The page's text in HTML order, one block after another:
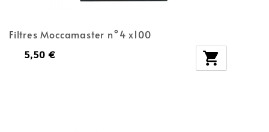
Filtres Moccamaster n°4 x100
5,50 € 